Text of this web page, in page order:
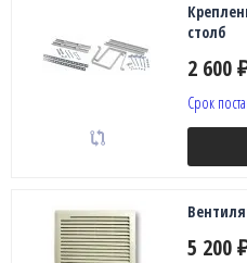
столб
2 600
Срок
5 200